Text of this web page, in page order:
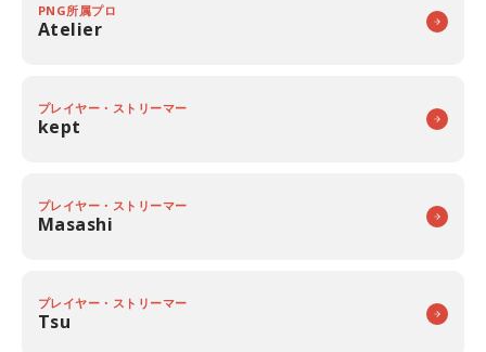
PNG所属プロ
Atelier
プレイヤー・ストリーマー
kept
プレイヤー・ストリーマー
Masashi
プレイヤー・ストリーマー
Tsu